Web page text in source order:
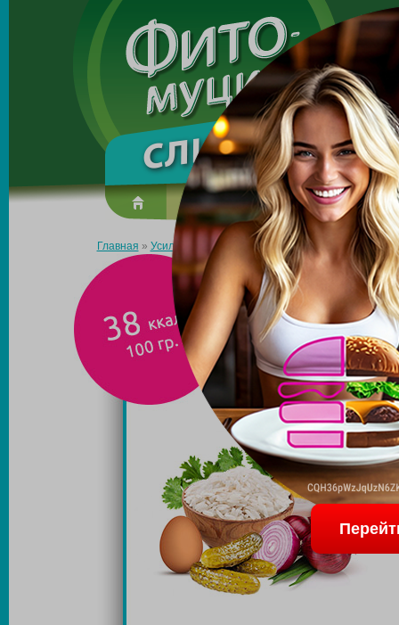
Made in the UK
О препарате Усиль эффект
Главная » Усиль эффект » Первые блюда » Рассольник